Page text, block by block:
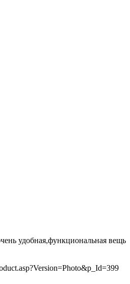
удобная,функциональная вещь